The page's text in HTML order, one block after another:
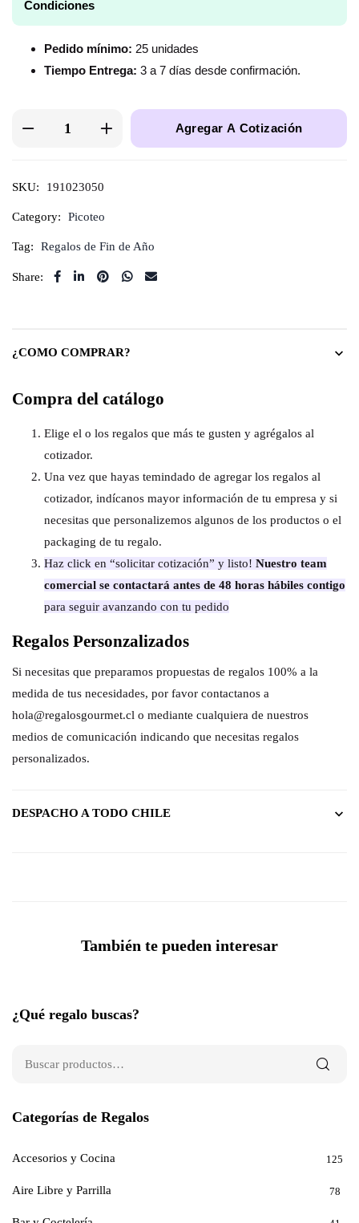
Condiciones
Pedido mínimo: 25 unidades
Tiempo Entrega: 3 a 7 días desde confirmación.
Agregar A Cotización
SKU: 191023050
Category: Picoteo
Tag: Regalos de Fin de Año
Share:
¿COMO COMPRAR?
Compra del catálogo
Elige el o los regalos que más te gusten y agrégalos al
cotizador.
Una vez que hayas temindado de agregar los regalos al
cotizador, indícanos mayor información de tu empresa y si
necesitas que personalizemos algunos de los productos o el
packaging de tu regalo.
Haz click en “solicitar cotización” y listo! Nuestro team
comercial se contactará antes de 48 horas hábiles contigo
para seguir avanzando con tu pedido
Regalos Personzalizados
Si necesitas que preparamos propuestas de regalos 100% a la
medida de tus necesidades, por favor contactanos a
hola@regalosgourmet.cl o mediante cualquiera de nuestros
medios de comunicación indicando que necesitas regalos
personalizados.
DESPACHO A TODO CHILE
También te pueden interesar
¿Qué regalo buscas?
Categorías de Regalos
Accesorios y Cocina 125
Aire Libre y Parrilla 78